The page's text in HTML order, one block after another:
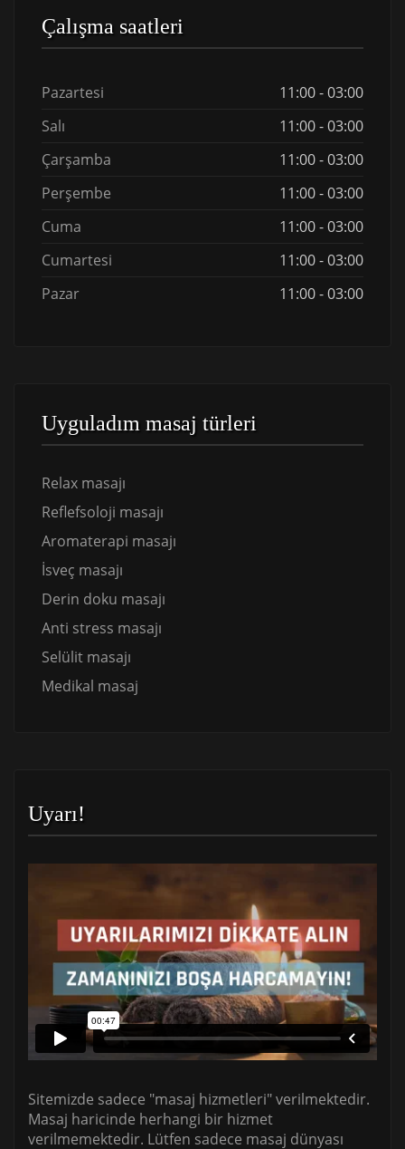
Çalışma saatleri
Pazartesi
11:00 - 03:00
Salı
11:00 - 03:00
Çarşamba
11:00 - 03:00
Perşembe
11:00 - 03:00
Cuma
11:00 - 03:00
Cumartesi
11:00 - 03:00
Pazar
11:00 - 03:00
Uyguladım masaj türleri
Relax masajı
Reflefsoloji masajı
Aromaterapi masajı
İsveç masajı
Derin doku masajı
Anti stress masajı
Selülit masajı
Medikal masaj
Uyarı!
Sitemizde sadece "masaj hizmetleri" verilmektedir.
Masaj haricinde herhangi bir hizmet
verilmemektedir. Lütfen sadece masaj dünyası